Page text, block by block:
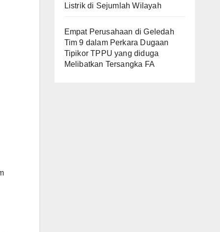
Listrik di Sejumlah Wilayah
Empat Perusahaan di Geledah
Tim 9 dalam Perkara Dugaan
Tipikor TPPU yang diduga
Melibatkan Tersangka FA